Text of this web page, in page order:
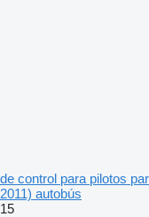
de control para pilotos
2011) autobús
15